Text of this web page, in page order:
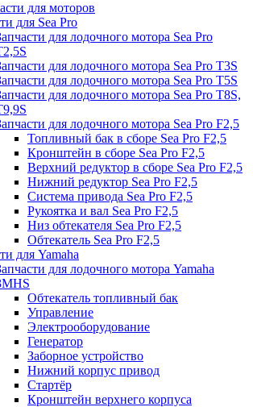
для моторов
для Sea Pro
для лодочного мотора Sea Pro
для лодочного мотора Sea Pro Т3S
для лодочного мотора Sea Pro Т5S
для лодочного мотора Sea Pro Т8S,
для лодочного мотора Sea Pro F2,5
Топливный бак в сборе Sea Pro F2,5
Кронштейн в сборе Sea Pro F2,5
Верхний редуктор в сборе Sea Pro F2,5
Нижний редуктор Sea Pro F2,5
Система привода Sea Pro F2,5
Рукоятка и вал Sea Pro F2,5
Низ обтекателя Sea Pro F2,5
Обтекатель Sea Pro F2,5
для Yamaha
для лодочного мотора Yamaha
Обтекатель топливный бак
Управление
Электрооборудование
Генератор
Заборное устройство
Нижний корпус привод
Стартёр
Кронштейн верхнего корпуса